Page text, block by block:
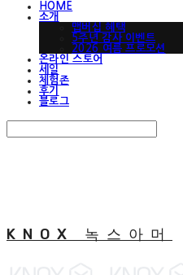
HOME
소개
맵버십 혜택
5주년 감사 이벤트
2026 여름 프로모션
온라인 스토어
세일
체험존
후기
블로그
KNOX 녹스아머